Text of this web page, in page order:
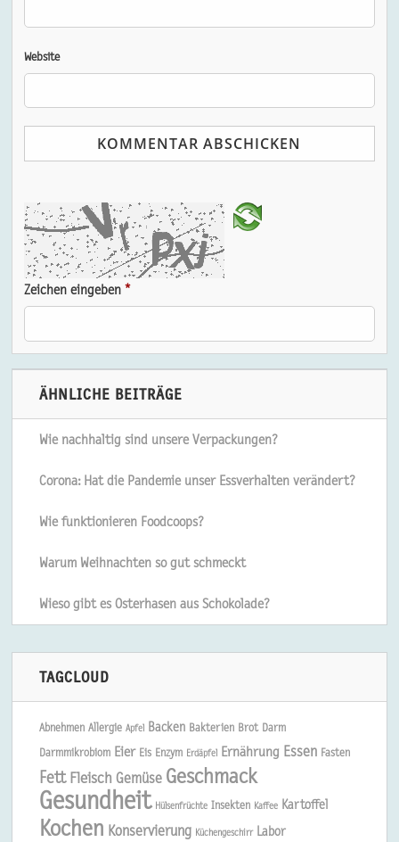
Website
Zeichen eingeben*
ÄHNLICHE BEITRÄGE
Wie nachhaltig sind unsere Verpackungen?
Corona: Hat die Pandemie unser Essverhalten verändert?
Wie funktionieren Foodcoops?
Warum Weihnachten so gut schmeckt
Wieso gibt es Osterhasen aus Schokolade?
TAGCLOUD
Abnehmen Allergie Apfel Backen Bakterien Brot Darm
Darmmikrobiom Eier Eis Enzym Erdäpfel Ernährung Essen Fasten
Fett Fleisch Gemüse Geschmack
Gesundheit Hülsenfrüchte Insekten Kaffee Kartoffel
Kochen Konservierung Küchengeschirr Labor